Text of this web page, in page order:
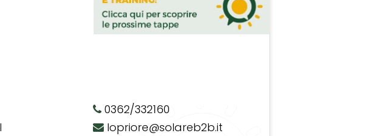
0362/332160
lopriore@solareb2b.it